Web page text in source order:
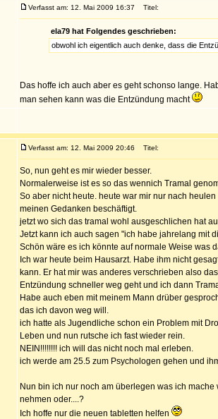
Verfasst am: 12. Mai 2009 16:37 Titel:
ela79 hat Folgendes geschrieben:
obwohl ich eigentlich auch denke, dass die
Das hoffe ich auch aber es geht schonso lange.
man sehen kann was die Entzündung macht
Verfasst am: 12. Mai 2009 20:46 Titel:
So, nun geht es mir wieder besser.
Normalerweise ist es so das wennich Tramal
So aber nicht heute. heute war mir nur nach
meinen Gedanken beschäftigt.
jetzt wo sich das tramal wohl ausgeschlichen hat
Jetzt kann ich auch sagen "ich habe jahrelang mit
Schön wäre es ich könnte auf normale Weise was
Ich war heute beim Hausarzt. Habe ihm nicht
kann. Er hat mir was anderes verschrieben also
Entzündung schneller weg geht und ich dann
Habe auch eben mit meinem Mann drüber
das ich davon weg will.
ich hatte als Jugendliche schon ein Problem mit
Leben und nun rutsche ich fast wieder rein.
NEIN!!!!!!!! ich will das nicht noch mal erleben.
ich werde am 25.5 zum Psychologen gehen und
Nun bin ich nur noch am überlegen was ich
nehmen oder....?
Ich hoffe nur die neuen tabletten helfen